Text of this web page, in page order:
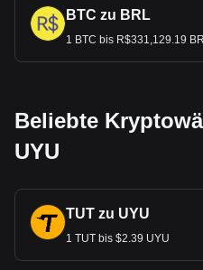
BTC zu BRL
1 BTC bis R$331,129.19
Beliebte
UYU
TUT zu UYU
1 TUT bis $2.39 UYU